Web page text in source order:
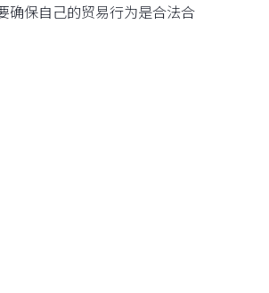
确保自己的贸易行为是合法合